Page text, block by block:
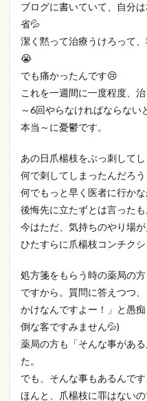
ブログに書いていて、自分
省💦
潔く黙って治療うけろって
😭
でも痛かったんです😢
これを一週間に一度程度、
～6回やらなければならない
本当～に憂鬱です。
あの日爪楊枝をぶっ刺してし
何で刺してしまったんだろう
何でもっと早く医者に行か
後悔先に立たずとは言った
今はただ、気持ちのやり場
ひたすらに爪楊枝コンチク
処方箋をもらう時の薬局の
ですから。質問に答えつつ
かけなんですよー！」と愚
倒な客ですみません💦)
薬局の方も「そんな事があ
た。
でも、そんな事もあるんで
ほんと、爪楊枝に罪はない